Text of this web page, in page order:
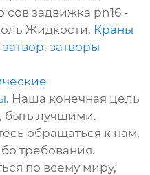
сов задвижка pn16 -
Жидкости, Краны
,затворы
. Наша конечная цель
быть лучшими.
обращаться к нам,
требования.
по всему миру,